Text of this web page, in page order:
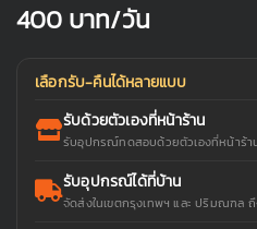
400 บาท/วัน
เลือกรับ-คืนได้หลายแบบ
รับด้วยตัวเองที่หน้าร้าน
รับอุปกรณ์ทดสอบด้วยตัวเองที่หน้าร้าน
รับอุปกรณ์ได้ที่บ้าน
จัดส่งในเขตกรุงเทพฯ และ ปริมณฑล